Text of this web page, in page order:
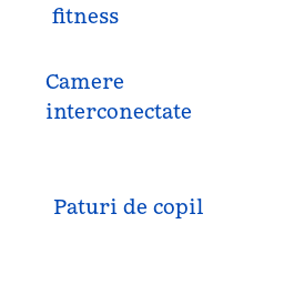
fitness
Camere
interconectate
Paturi de copil